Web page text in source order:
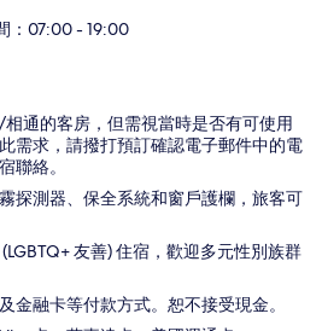
：07:00 - 19:00
通的客房，但需視當時是否有可使用
需求，請撥打預訂確認電子郵件中的電
聯絡。
探測器、保全系統和窗戶護欄，旅客可
友善) 住宿，歡迎多元性別族群
金融卡等付款方式。恕不接受現金。